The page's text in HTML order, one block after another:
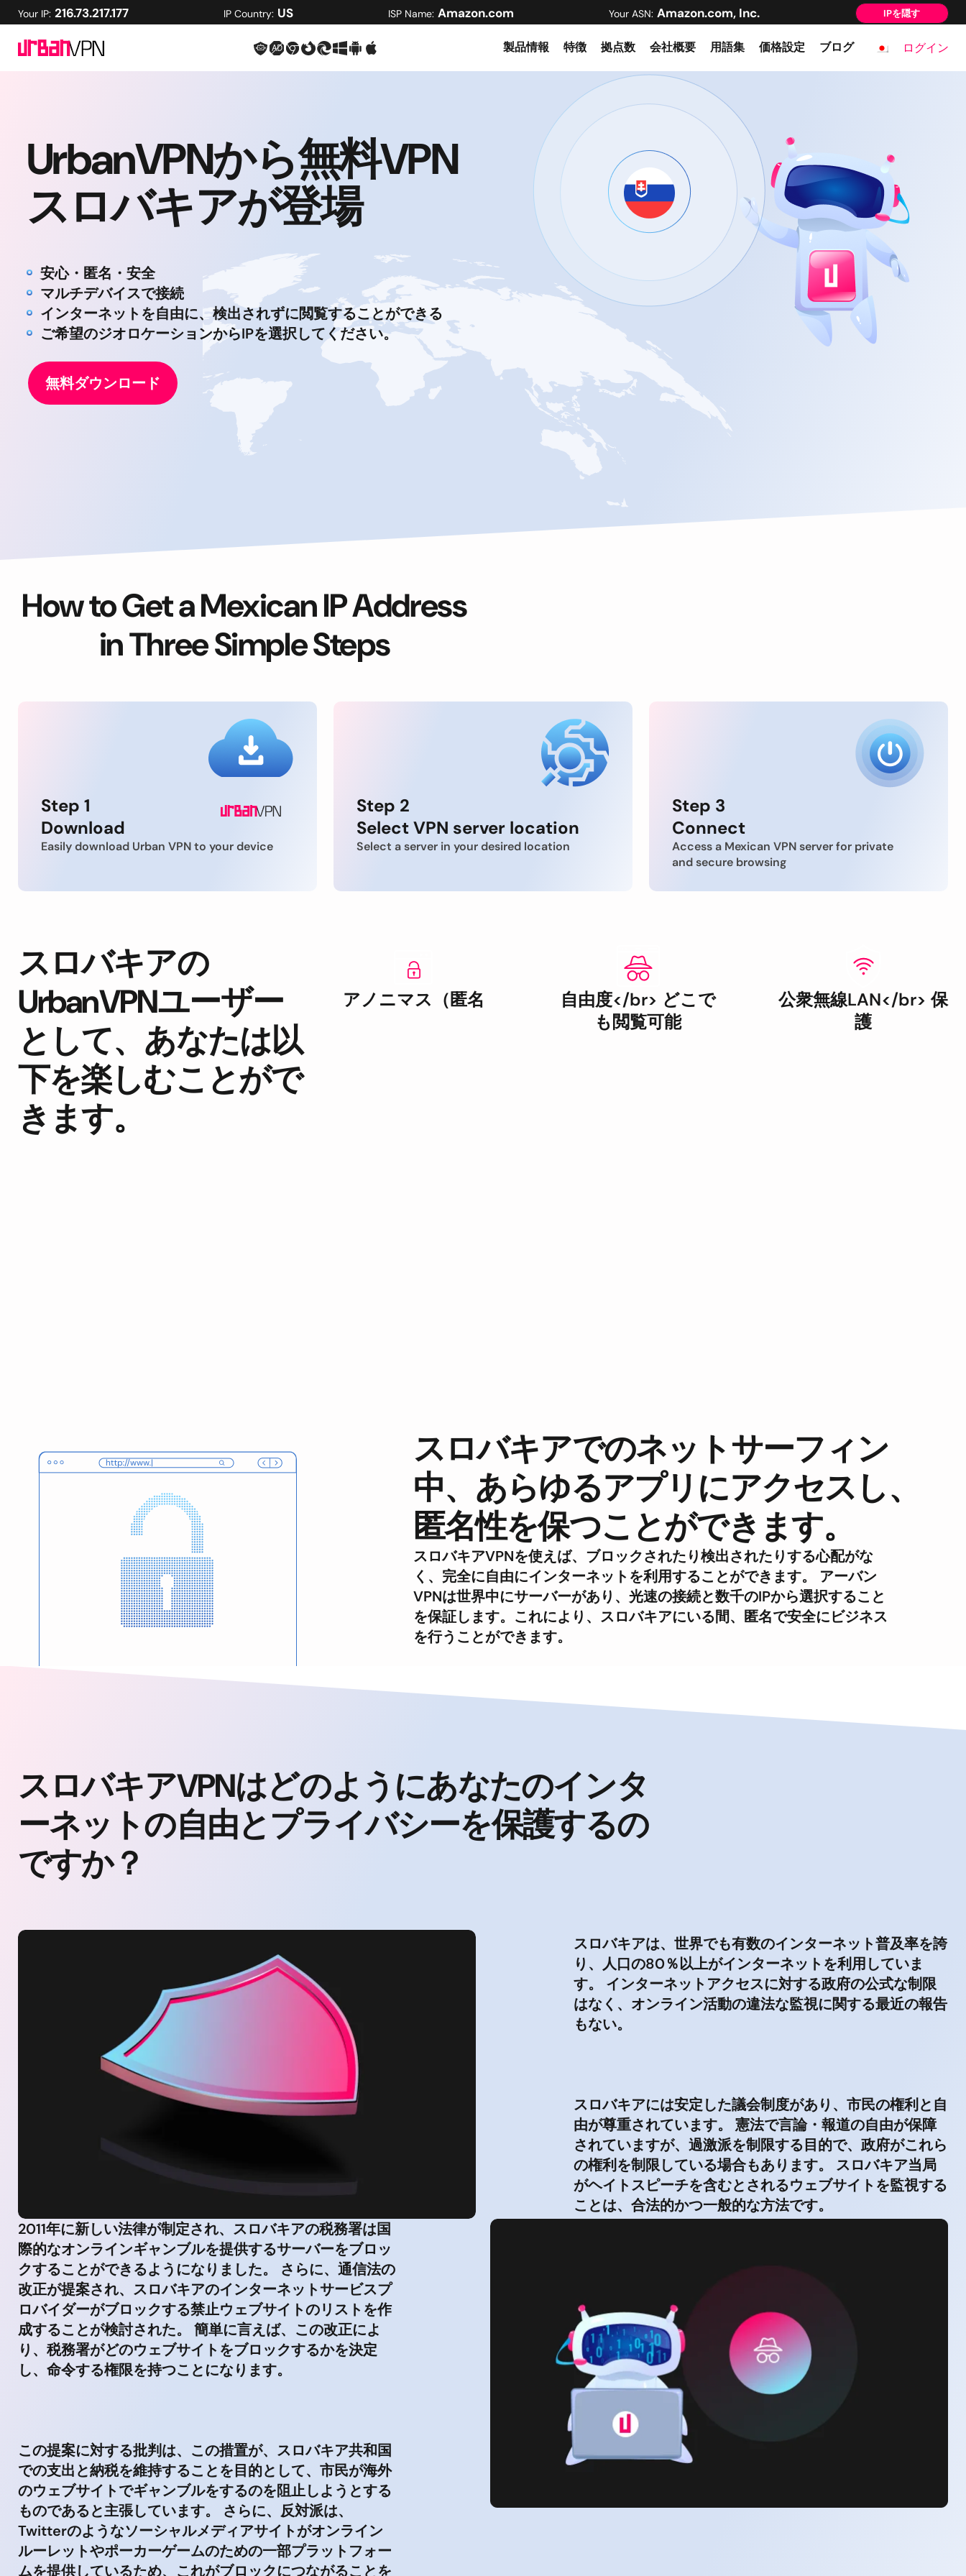
Your IP: 216.73.217.177 IP Country: US ISP Name: Amazon.com Your ASN: Amazon.com, Inc. IPを隠す
製品情報 特徴 拠点数 会社概要 用語集 価格設定 ブログ ログイン
UrbanVPNから無料VPN
スロバキアが登場
安心・匿名・安全
マルチデバイスで接続
インターネットを自由に、検出されずに閲覧することができる
ご希望のジオロケーションからIPを選択してください。
無料ダウンロード
How to Get a Mexican IP Address
in Three Simple Steps
Step 1
Download
Easily download Urban VPN to your device
Step 2
Select VPN server location
Select a server in your desired location
Step 3
Connect
Access a Mexican VPN server for private
and secure browsing
スロバキアの
UrbanVPNユーザー
として、あなたは以
下を楽しむことがで
きます。
アノニマス（匿名
自由度</br> どこで
も閲覧可能
公衆無線LAN</br> 保
護
スロバキアでのネットサーフィン
中、あらゆるアプリにアクセスし、
匿名性を保つことができます。
スロバキアVPNを使えば、ブロックされたり検出されたりする心配がな
く、完全に自由にインターネットを利用することができます。 アーバン
VPNは世界中にサーバーがあり、光速の接続と数千のIPから選択すること
を保証します。これにより、スロバキアにいる間、匿名で安全にビジネス
を行うことができます。
スロバキアVPNはどのようにあなたのインタ
ーネットの自由とプライバシーを保護するの
ですか？
スロバキアは、世界でも有数のインターネット普及率を誇
り、人口の80％以上がインターネットを利用していま
す。 インターネットアクセスに対する政府の公式な制限
はなく、オンライン活動の違法な監視に関する最近の報告
もない。
スロバキアには安定した議会制度があり、市民の権利と自
由が尊重されています。 憲法で言論・報道の自由が保障
されていますが、過激派を制限する目的で、政府がこれら
の権利を制限している場合もあります。 スロバキア当局
がヘイトスピーチを含むとされるウェブサイトを監視する
ことは、合法的かつ一般的な方法です。
2011年に新しい法律が制定され、スロバキアの税務署は国
際的なオンラインギャンブルを提供するサーバーをブロッ
クすることができるようになりました。 さらに、通信法の
改正が提案され、スロバキアのインターネットサービスプ
ロバイダーがブロックする禁止ウェブサイトのリストを作
成することが検討された。 簡単に言えば、この改正によ
り、税務署がどのウェブサイトをブロックするかを決定
し、命令する権限を持つことになります。
この提案に対する批判は、この措置が、スロバキア共和国
での支出と納税を維持することを目的として、市民が海外
のウェブサイトでギャンブルをするのを阻止しようとする
ものであると主張しています。 さらに、反対派は、
Twitterのようなソーシャルメディアサイトがオンライン
ルーレットやポーカーゲームのための一部プラットフォー
ムを提供しているため、これがブロックにつながることを